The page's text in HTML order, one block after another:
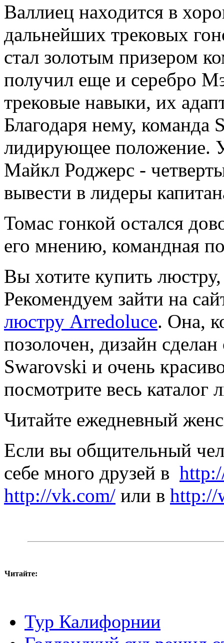
Валлиец находится в
дальнейших трековых
стал золотым призером
получил еще и серебро
трековые навыки, их
Благодаря нему, команда
лидирующее положение.
Майкл Роджерс -
вывести в лидеры
Томас гонкой остался
его мнению, командная
Вы хотите купить
Рекомендуем зайти на
люстру Arredoluce. Она,
позолочен, дизайн
Swarovski и очень
посмотрите весь каталог
Читайте ежедневный
Если вы общительный
себе много друзей в
http://vk.com/ или в http://
Читайте:
Тур Калифорнии